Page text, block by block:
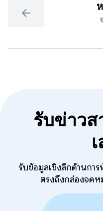
arrow_back
รับข่าวส
รับข้อมูลเชิงลึกด้านกา
ตรงถึงกล่องจด